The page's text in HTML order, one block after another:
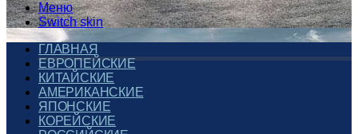
Меню
Switch skin
ГЛАВНАЯ
ЕВРОПЕЙСКИЕ
КИТАЙСКИЕ
АМЕРИКАНСКИЕ
ЯПОНСКИЕ
КОРЕЙСКИЕ